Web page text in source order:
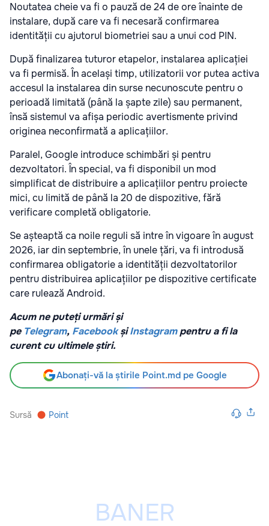
Noutatea cheie va fi o pauză de 24 de ore înainte de
instalare, după care va fi necesară confirmarea
identității cu ajutorul biometriei sau a unui cod PIN.
După finalizarea tuturor etapelor, instalarea aplicației
va fi permisă. În același timp, utilizatorii vor putea activa
accesul la instalarea din surse necunoscute pentru o
perioadă limitată (până la șapte zile) sau permanent,
însă sistemul va afișa periodic avertismente privind
originea neconfirmată a aplicațiilor.
Paralel, Google introduce schimbări și pentru
dezvoltatori. În special, va fi disponibil un mod
simplificat de distribuire a aplicațiilor pentru proiecte
mici, cu limită de până la 20 de dispozitive, fără
verificare completă obligatorie.
Se așteaptă ca noile reguli să intre în vigoare în august
2026, iar din septembrie, în unele țări, va fi introdusă
confirmarea obligatorie a identității dezvoltatorilor
pentru distribuirea aplicațiilor pe dispozitive certificate
care rulează Android.
Acum ne puteți urmări și
pe Telegram, Facebook șiInstagrampentru a fi la
curent cu ultimele știri.
Abonați-vă la știrile Point.md pe Google
Sursă Point